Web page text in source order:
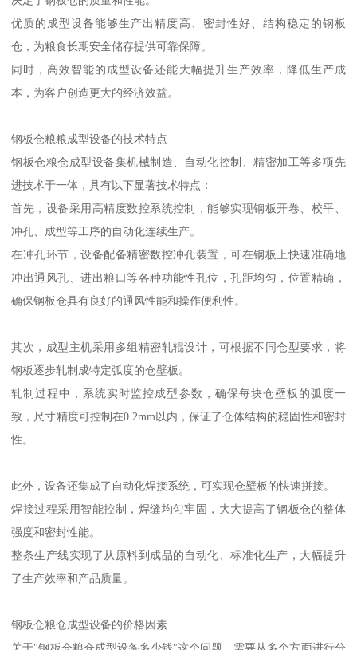
优质的成型设备能够生产出精度高、密封性好、结构稳定的钢板
仓，为粮食长期安全储存提供可靠保障。
同时，高效智能的成型设备还能大幅提升生产效率，降低生产成
本，为客户创造更大的经济效益。
钢板仓粮粮成型设备的技术特点
钢板仓粮仓成型设备集机械制造、自动化控制、精密加工等多项先
进技术于一体，具有以下显著技术特点：
首先，设备采用高精度数控系统控制，能够实现钢板开卷、校平、
冲孔、成型等工序的自动化连续生产。
在冲孔环节，设备配备精密数控冲孔装置，可在钢板上快速准确地
冲出通风孔、进出粮口等各种功能性孔位，孔距均匀，位置精确，
确保钢板仓具有良好的通风性能和操作便利性。
其次，成型主机采用多组精密轧辊设计，可根据不同仓型要求，将
钢板逐步轧制成特定弧度的仓壁板。
轧制过程中，系统实时监控成型参数，确保每块仓壁板的弧度一
致，尺寸精度可控制在0.2mm以内，保证了仓体结构的稳固性和密封
性。
此外，设备还集成了自动化焊接系统，可实现仓壁板的快速拼接。
焊接过程采用智能控制，焊缝均匀牢固，大大提高了钢板仓的整体
强度和密封性能。
整条生产线实现了从原料到成品的自动化、标准化生产，大幅提升
了生产效率和产品质量。
钢板仓粮仓成型设备的价格因素
关于"钢板仓粮仓成型设备多少钱"这个问题，需要从多个方面进行分